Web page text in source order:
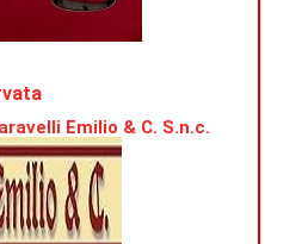
Emilio & C. S.n.c.